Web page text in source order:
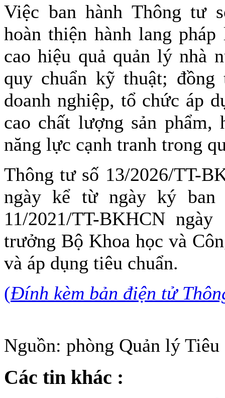
Việc ban hành Thông tư
hoàn thiện hành lang
cao hiệu quả quản lý nhà
quy chuẩn kỹ thuật;
doanh nghiệp, tổ chức áp
cao chất lượng sản
năng lực cạnh tranh trong
Thông tư số 13/2026/TT-
ngày kể từ ngày ký ban
11/2021/TT-BKHCN
trưởng Bộ Khoa học và
và áp dụng tiêu chuẩn.
(Đính kèm bản điện tử
Nguồn: phòng Quản lý
Các tin khác :